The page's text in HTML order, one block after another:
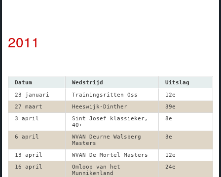
2011
Datum Wedstrijd
Uitslag
23 januari
Trainingsritten Oss
12e
27 maart
Heeswijk-Dinther
39e
3 april
Sint Josef klassieker,
40+
8e
6 april
WVAN Deurne Walsberg
Masters
3e
13 april WVAN De Mortel Masters
12e
16 april
Omloop van het
Munnikenland
24e